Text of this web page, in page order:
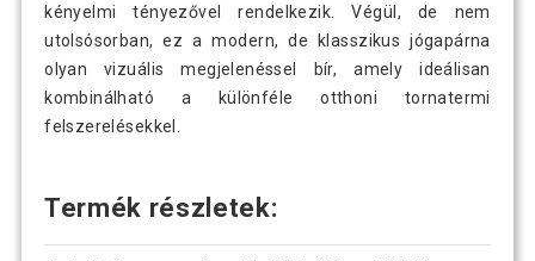
kényelmi tényezővel rendelkezik. Végül, de nem
utolsósorban, ez a modern, de klasszikus jógapárna
olyan vizuális megjelenéssel bír, amely ideálisan
kombinálható a különféle otthoni tornatermi
felszerelésekkel.
Termék részletek: